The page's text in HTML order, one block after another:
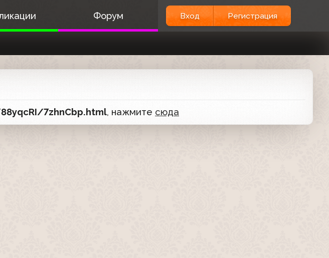
Форум Вход Регистрация
7zhnCbp.html, нажмите сюда